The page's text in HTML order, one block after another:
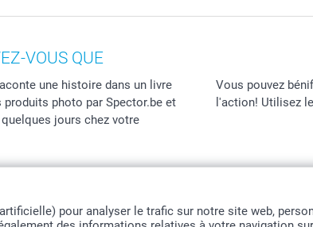
pour analyser le trafic sur notre site web,
VOUS QUE
une histoire dans un livre
photo par Spector.be et
jours chez votre
Vous pouvez
l'action! Utilisez